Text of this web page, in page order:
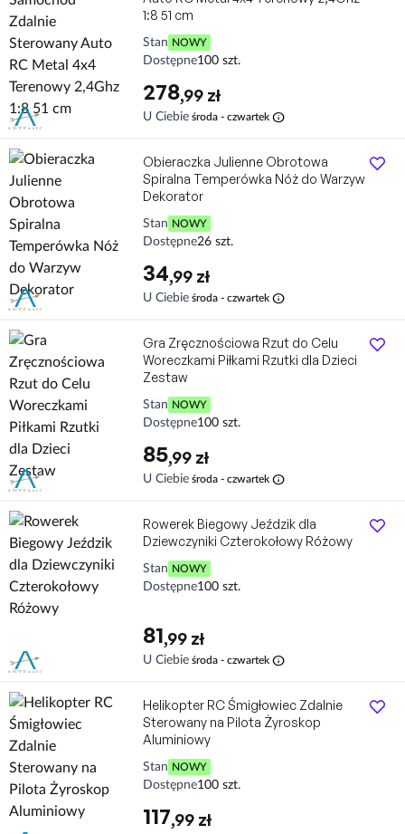
1:8 51 cm
Stan NOWY
Dostępne100 szt.
278,99 zł
U Ciebie środa - czwartek info
Obieraczka Julienne Obrotowa
Spiralna Temperówka Nóż do Warzyw
Dekorator
Stan NOWY
Dostępne26 szt.
34,99 zł
U Ciebie środa - czwartek info
Gra Zręcznościowa Rzut do Celu
Woreczkami Piłkami Rzutki dla Dzieci
Zestaw
Stan NOWY
Dostępne100 szt.
85,99 zł
U Ciebie środa - czwartek info
Rowerek Biegowy Jeździk dla
Dziewczyniki Czterokołowy Różowy
Stan NOWY
Dostępne100 szt.
81,99 zł
U Ciebie środa - czwartek info
Helikopter RC Śmigłowiec Zdalnie
Sterowany na Pilota Żyroskop
Aluminiowy
Stan NOWY
Dostępne100 szt.
117,99 zł